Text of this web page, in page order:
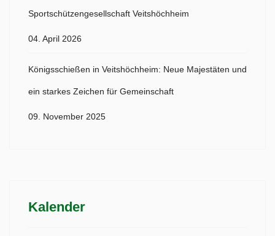
Sportschützengesellschaft Veitshöchheim
04. April 2026
Königsschießen in Veitshöchheim: Neue Majestäten und
ein starkes Zeichen für Gemeinschaft
09. November 2025
Kalender